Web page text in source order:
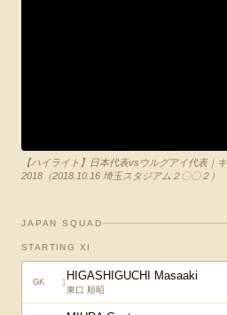
【ハイライト】日本代表vsウルグアイ代表｜
2018（2018.10.16 埼玉スタジアム２〇〇２）
JAPAN SQUAD
STARTING XI
GK 1 HIGASHIGUCHI Masaaki
東口 順昭